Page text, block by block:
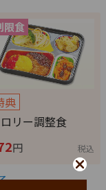
典
リー調整食
円 税込